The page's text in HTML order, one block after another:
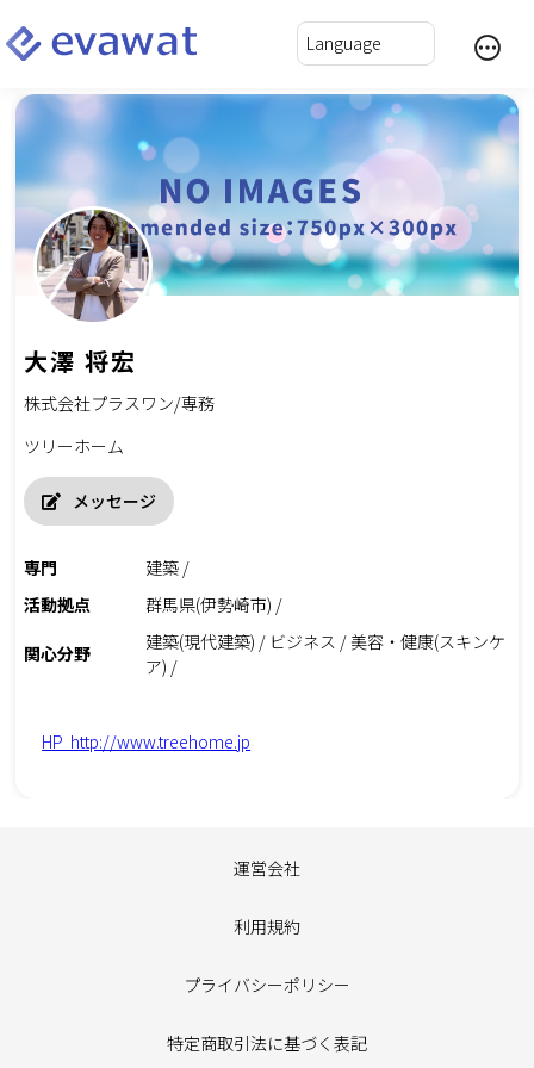
大澤 将宏
株式会社プラスワン/専務
ツリーホーム
メッセージ
専門
建築 /
活動拠点
群馬県(伊勢崎市) /
関心分野
建築(現代建築) / ビジネス / 美容・健康(スキンケ
ア) /
HP http://www.treehome.jp
運営会社
利用規約
プライバシーポリシー
特定商取引法に基づく表記